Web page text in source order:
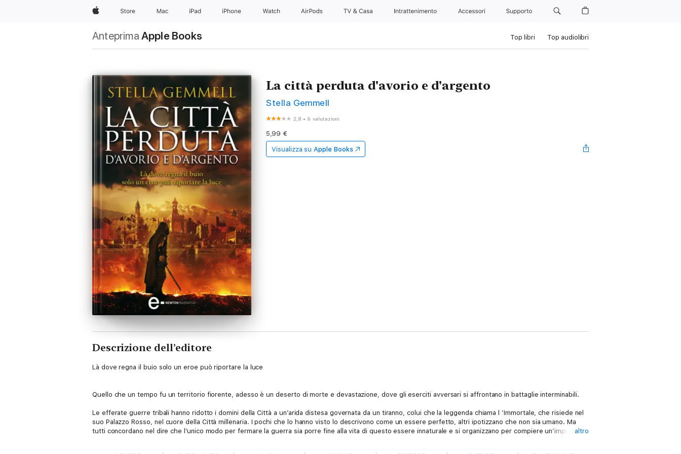
AppleStore Mac iPad iPhone Watch AirPods TV & Casa Intrattenimento Accessori Supporto
Anteprima Apple Books Top libri Top audiolibri
La città perduta d'avorio e d'argento
Stella Gemmell
2,8 • 9 valutazioni
5,99 €
Visualizza su Apple Books
Descrizione dell’editore
Là dove regna il buio solo un eroe può riportare la luce
Quello che un tempo fu un territorio fiorente, adesso è un deserto di morte e devastazione, dove gli eserciti avversari si affrontano in battaglie interminabili.
Le efferate guerre tribali hanno ridotto i domini della Città a un’arida distesa governata da un tiranno, colui che la leggenda chiama l ’Immortale, che risiede nel
suo Palazzo Rosso, nel cuore della Città millenaria. I pochi che lo hanno visto lo descrivono come un essere perfetto, altri ipotizzano che non sia umano. Ma
tutti concordano nel dire che l’unico modo per fermare la guerra sia porre fine alla vita di questo essere innaturale e si organizzano per compiere un’impresaaltro